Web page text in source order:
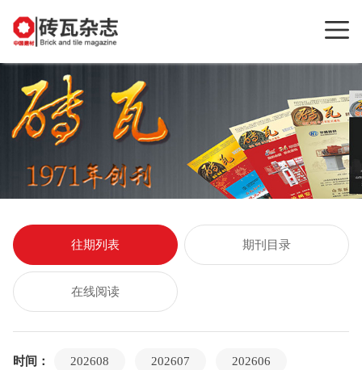
往期列表 期刊目录
在线阅读
时间： 202608 202607 202606